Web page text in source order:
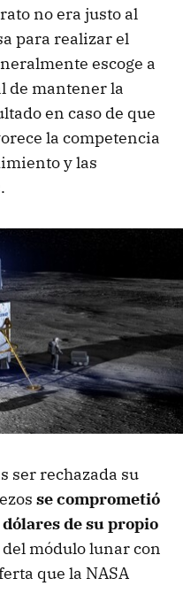
no era justo al
para realizar el
escoge a
de mantener la
en caso de que
la competencia
y las
ser rechazada su
se comprometió
de su propio
módulo lunar con
que la NASA